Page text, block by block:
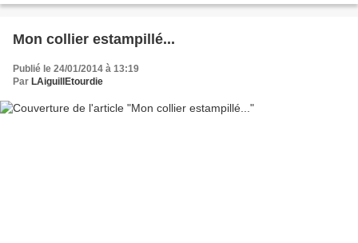
Mon collier estampillé...
Publié le 24/01/2014 à 13:19
Par LAiguillEtourdie